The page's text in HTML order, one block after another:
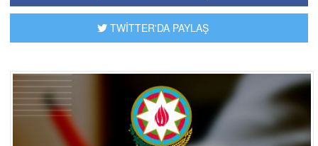
TWİTTER'DA PAYLAŞ